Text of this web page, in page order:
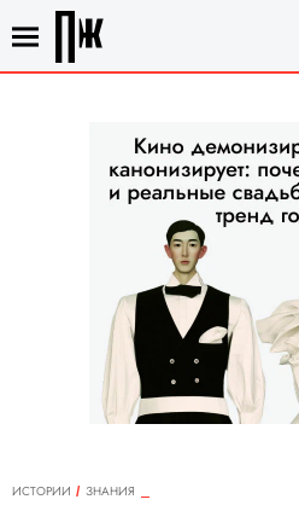
ИСТОРИИ
ЗНАНИЯ